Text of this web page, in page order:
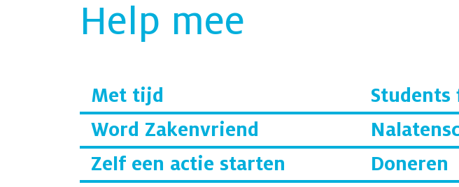
Help mee
Met tijd
Students
Word Zakenvriend
Zelf een actie starten
Doneren